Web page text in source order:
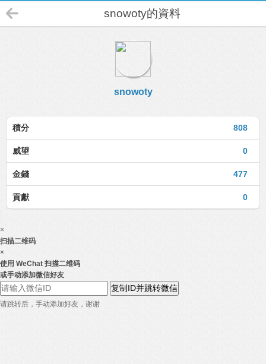
snowoty的資料
snowoty
808
積分
0
威望
477
金錢
0
貢獻
×
扫描二维码
×
使用 WeChat 扫描二维码
或手动添加微信好友
复制ID并跳转微信
请跳转后，手动添加好友，谢谢